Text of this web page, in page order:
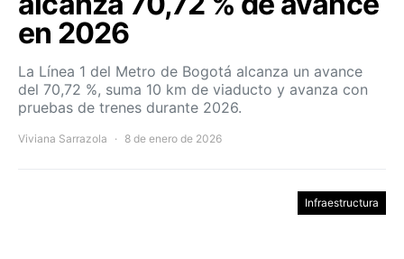
en 2026
La Línea 1 del Metro de Bogotá alcanza un avance
del 70,72 %, suma 10 km de viaducto y avanza con
pruebas de trenes durante 2026.
Viviana Sarrazola 8 de enero de 2026
Infraestructura